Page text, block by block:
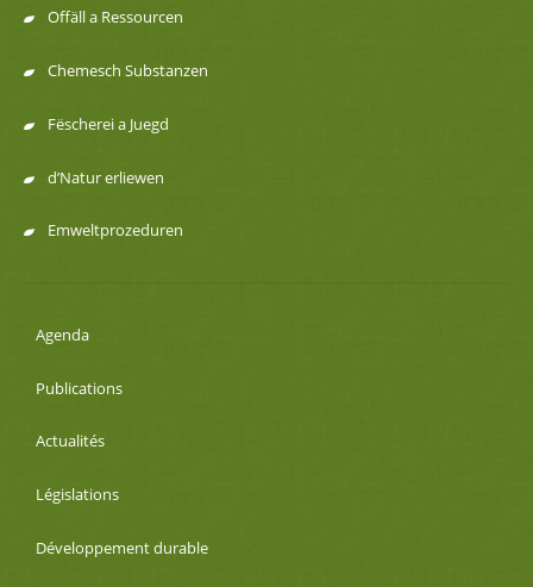
Offäll a Ressourcen
Chemesch Substanzen
Fëscherei a Juegd
d’Natur erliewen
Emweltprozeduren
Agenda
Publications
Actualités
Législations
Développement durable